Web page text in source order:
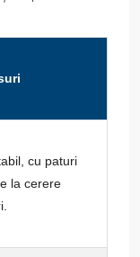
cu paturi
la cerere